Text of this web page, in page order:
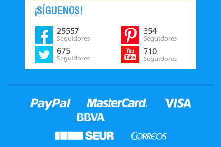
¡SÍGUENOS!
25557
Seguidores
675
Seguidores
354
Seguidores
710
Seguidores